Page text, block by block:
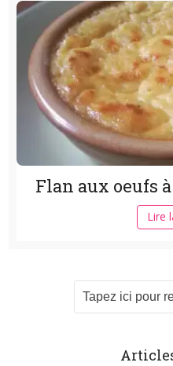
Flan aux oeufs
Lire